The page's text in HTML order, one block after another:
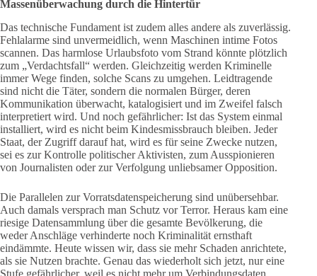
Massenüberwachung durch die Hintertür
Das technische Fundament ist zudem alles andere als zuverlässig.
Fehlalarme sind unvermeidlich, wenn Maschinen intime Fotos
scannen. Das harmlose Urlaubsfoto vom Strand könnte plötzlich
zum „Verdachtsfall“ werden. Gleichzeitig werden Kriminelle
immer Wege finden, solche Scans zu umgehen. Leidtragende
sind nicht die Täter, sondern die normalen Bürger, deren
Kommunikation überwacht, katalogisiert und im Zweifel falsch
interpretiert wird. Und noch gefährlicher: Ist das System einmal
installiert, wird es nicht beim Kindesmissbrauch bleiben. Jeder
Staat, der Zugriff darauf hat, wird es für seine Zwecke nutzen,
sei es zur Kontrolle politischer Aktivisten, zum Ausspionieren
von Journalisten oder zur Verfolgung unliebsamer Opposition.
Die Parallelen zur Vorratsdatenspeicherung sind unübersehbar.
Auch damals versprach man Schutz vor Terror. Heraus kam eine
riesige Datensammlung über die gesamte Bevölkerung, die
weder Anschläge verhinderte noch Kriminalität ernsthaft
eindämmte. Heute wissen wir, dass sie mehr Schaden anrichtete,
als sie Nutzen brachte. Genau das wiederholt sich jetzt, nur eine
Stufe gefährlicher, weil es nicht mehr um Verbindungsdaten,